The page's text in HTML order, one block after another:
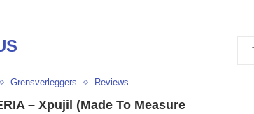
Grensverleggers Reviews
– Xpujil (Made To Measure